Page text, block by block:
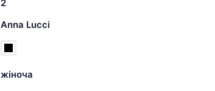
2
Anna Lucci
жіноча